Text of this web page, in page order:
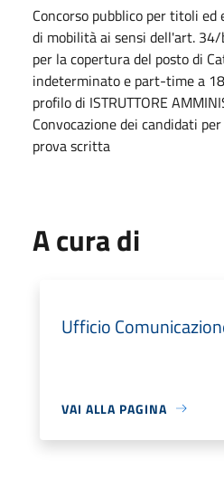
Concorso pubblico per titoli ed
di mobilità ai sensi dell'art.
per la copertura del posto di
indeterminato e part-time a
profilo di ISTRUTTORE
Convocazione dei candidati
prova scritta
A cura di
Ufficio
VAI ALLA PAGINA